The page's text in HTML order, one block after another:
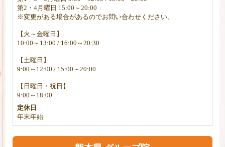
第2・4月曜日 15:00～20:00
※変更がある場合があるのでお問い合わせください。
【火～金曜日】
10:00～13:00 / 16:00～20:30
【土曜日】
9:00～12:00 / 15:00～20:00
【日曜日・祝日】
9:00～18:00
定休日
年末年始